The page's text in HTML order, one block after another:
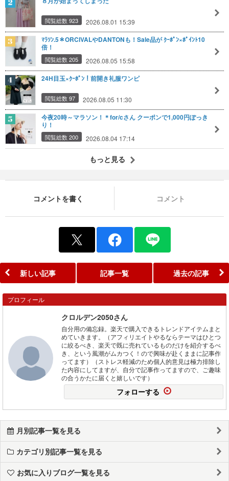
閲覧総数 923 2026.08.01 15:39
ﾏﾗｿﾝ.5＊ORCIVALやDANTONも！Sale品が ｸｰﾎﾟﾝ×ﾎﾟｲﾝﾄ10
倍！
閲覧総数 205 2026.08.05 15:58
24H目玉×ｸｰﾎﾟﾝ！前開き礼服ワンピ
閲覧総数 97 2026.08.05 11:30
今夜20時～マラソン！＊for/cさん クーポンで1,000円ぽっき
り！
閲覧総数 200 2026.08.04 17:14
もっと見る
コメントを書く コメント
新しい記事 記事一覧 過去の記事
プロフィール
クロルデン2050さん
自分用の備忘録。楽天で購入できるトレンドアイテムまと
めていきます。（アフィリエイトやるならテーマはひとつ
に絞るべき、楽天で既に売れているものだけを紹介するべ
き、という風潮がムカつく！ので興味が赴くままに記事作
ってます）（ストレス軽減のため個人的意見は極力排除し
た内容にしてますが、自分で記事作ってますので、ご趣味
の合うかたに届くと嬉しいです）
フォローする
月別記事一覧を見る
カテゴリ別記事一覧を見る
お気に入りブログ一覧を見る